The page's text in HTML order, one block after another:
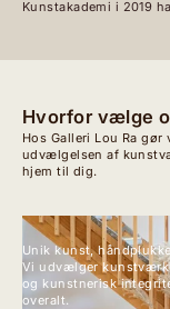
Kunstakademi i 2019
Hvorfor vælge
Hos Galleri Lou Ra
udvælgelsen af
hjem til dig.
Unik kunst,
Vi udvælger
og kunstnerisk
overalt.